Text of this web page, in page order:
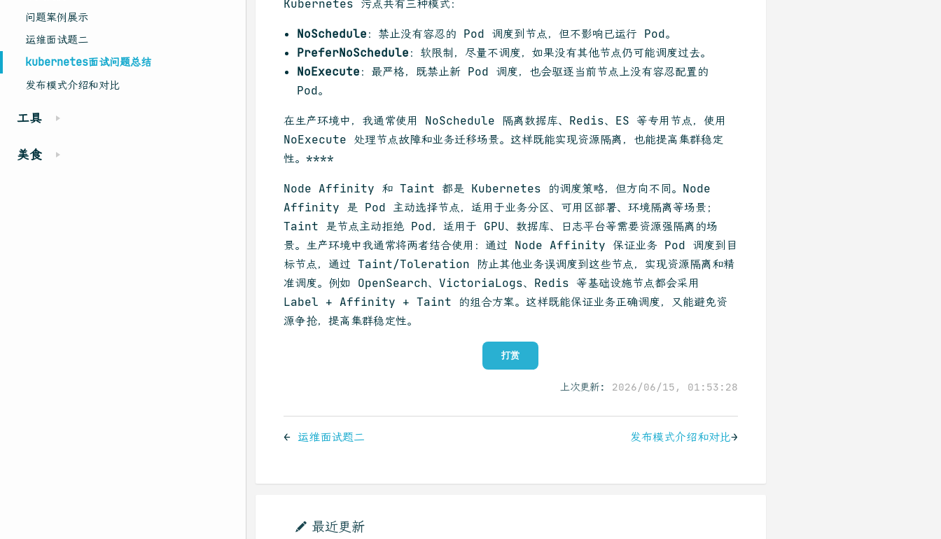
问题案例展示
运维面试题二
kubernetes面试问题总结
发布模式介绍和对比
工具
美食
Kubernetes 污点共有三种模式：
NoSchedule ：禁止没有容忍的 Pod 调度到节点，但不影响已运行 Pod。
PreferNoSchedule ：软限制，尽量不调度，如果没有其他节点仍可能调度过去。
NoExecute ：最严格，既禁止新 Pod 调度，也会驱逐当前节点上没有容忍配置的
Pod。
在生产环境中，我通常使用 NoSchedule 隔离数据库、Redis、ES 等专用节点，使用
NoExecute 处理节点故障和业务迁移场景。这样既能实现资源隔离，也能提高集群稳定
性。****
Node Affinity 和 Taint 都是 Kubernetes 的调度策略，但方向不同。Node
Affinity 是 Pod 主动选择节点，适用于业务分区、可用区部署、环境隔离等场景；
Taint 是节点主动拒绝 Pod，适用于 GPU、数据库、日志平台等需要资源强隔离的场
景。生产环境中我通常将两者结合使用：通过 Node Affinity 保证业务 Pod 调度到目
标节点，通过 Taint/Toleration 防止其他业务误调度到这些节点，实现资源隔离和精
准调度。例如 OpenSearch、VictoriaLogs、Redis 等基础设施节点都会采用
Label + Affinity + Taint 的组合方案。这样既能保证业务正确调度，又能避免资
源争抢，提高集群稳定性。
打赏
上次更新: 2026/06/15, 01:53:28
← 运维面试题二 发布模式介绍和对比→
最近更新